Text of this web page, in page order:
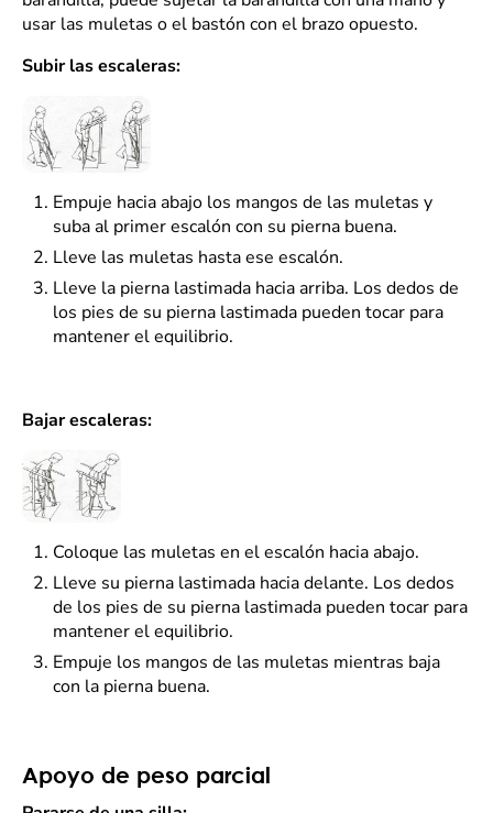
usar las muletas o el bastón con el brazo opuesto.
Subir las escaleras:
Empuje hacia abajo los mangos de las muletas y
suba al primer escalón con su pierna buena.
Lleve las muletas hasta ese escalón.
Lleve la pierna lastimada hacia arriba. Los dedos de
los pies de su pierna lastimada pueden tocar para
mantener el equilibrio.
Bajar escaleras:
Coloque las muletas en el escalón hacia abajo.
Lleve su pierna lastimada hacia delante. Los dedos
de los pies de su pierna lastimada pueden tocar para
mantener el equilibrio.
Empuje los mangos de las muletas mientras baja
con la pierna buena.
Apoyo de peso parcial